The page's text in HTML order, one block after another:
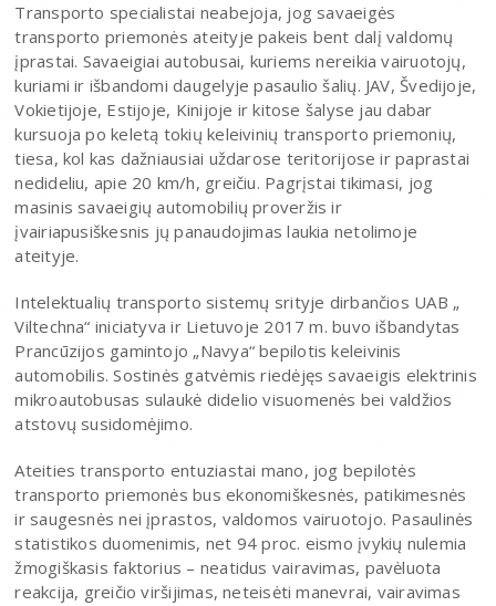
Transporto specialistai neabejoja, jog savaeigės
transporto priemonės ateityje pakeis bent dalį valdomų
įprastai. Savaeigiai autobusai, kuriems nereikia vairuotojų,
kuriami ir išbandomi daugelyje pasaulio šalių. JAV, Švedijoje,
Vokietijoje, Estijoje, Kinijoje ir kitose šalyse jau dabar
kursuoja po keletą tokių keleivinių transporto priemonių,
tiesa, kol kas dažniausiai uždarose teritorijose ir paprastai
nedideliu, apie 20 km/h, greičiu. Pagrįstai tikimasi, jog
masinis savaeigių automobilių proveržis ir
įvairiapusiškesnis jų panaudojimas laukia netolimoje
ateityje.
Intelektualių transporto sistemų srityje dirbančios UAB „
Viltechna“ iniciatyva ir Lietuvoje 2017 m. buvo išbandytas
Prancūzijos gamintojo „Navya“ bepilotis keleivinis
automobilis. Sostinės gatvėmis riedėjęs savaeigis elektrinis
mikroautobusas sulaukė didelio visuomenės bei valdžios
atstovų susidomėjimo.
Ateities transporto entuziastai mano, jog bepilotės
transporto priemonės bus ekonomiškesnės, patikimesnės
ir saugesnės nei įprastos, valdomos vairuotojo. Pasaulinės
statistikos duomenimis, net 94 proc. eismo įvykių nulemia
žmogiškasis faktorius – neatidus vairavimas, pavėluota
reakcija, greičio viršijimas, neteisėti manevrai, vairavimas